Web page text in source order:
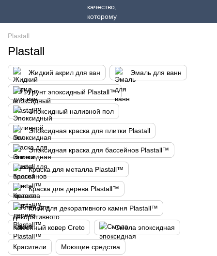
Plastall
Plastall
Жидкий акрил для ван Эмаль для ванн
Грунт эпоксидный Plastall™
Эпоксидный наливной пол
Эпоксидная краска для плитки Plastall
Эпоксидная краска для бассейнов Plastall™
Краска для металла Plastall™
Краска для дерева Plastall™
Клей для декоративного камня Plastall™
Каменный ковер Creto Смола эпоксидная
Красители Моющие средства